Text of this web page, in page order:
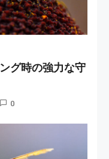
グ時の強力な守
0